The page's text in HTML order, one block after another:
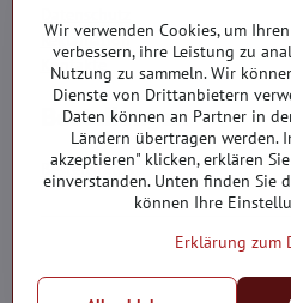
Reklamation
Kontakte
Bestellungen
Bestellstatus
Wir verwenden Cookies, um
verbessern, ihre Leistung zu
Nutzung zu sammeln. Wir
Dienste von Drittanbietern
Daten können an Partner in
Ländern übertragen werden.
akzeptieren" klicken, erklären
einverstanden. Unten finden Sie
können Ihre
Erklärung zum